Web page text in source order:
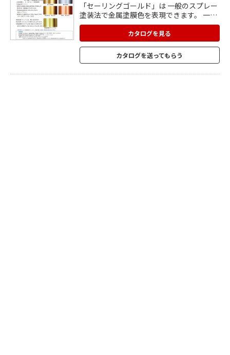
「セーリングゴールド」は 一般のスプレー
塗装法で金属塗膜色を表現できます。 一般
の金色塗料に比べ変色・退色に優れていま
号消粉色、白金箔色、消金具色、銅色 純金
箔色プレミアムもご用意しており、特に光
沢があり 純金箔押しをしたような輝きに仕
カタログを見る
カタログを送ってもらう